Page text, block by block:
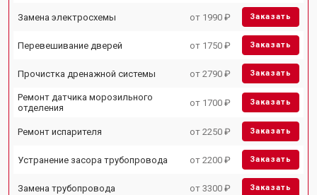
Замена электросхемы от 1990 ₽ Заказать
Перевешивание дверей от 1750 ₽ Заказать
Прочистка дренажной системы от 2790 ₽ Заказать
Ремонт датчика морозильного
отделения
от 1700 ₽ Заказать
Ремонт испарителя от 2250 ₽ Заказать
Устранение засора трубопровода от 2200 ₽ Заказать
Замена трубопровода от 3300 ₽ Заказать